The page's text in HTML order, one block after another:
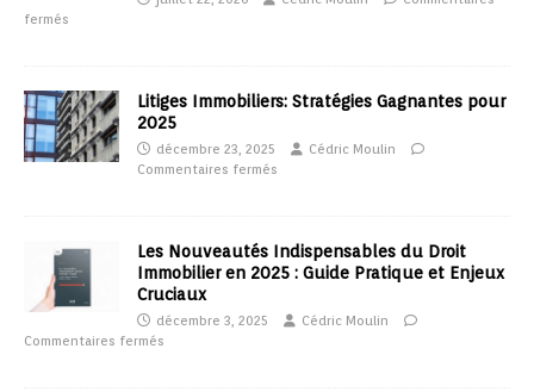
fermés
Litiges Immobiliers: Stratégies Gagnantes pour
2025
décembre 23, 2025
Cédric Moulin
Commentaires fermés
Les Nouveautés Indispensables du Droit
Immobilier en 2025 : Guide Pratique et Enjeux
Cruciaux
décembre 3, 2025
Cédric Moulin
Commentaires fermés